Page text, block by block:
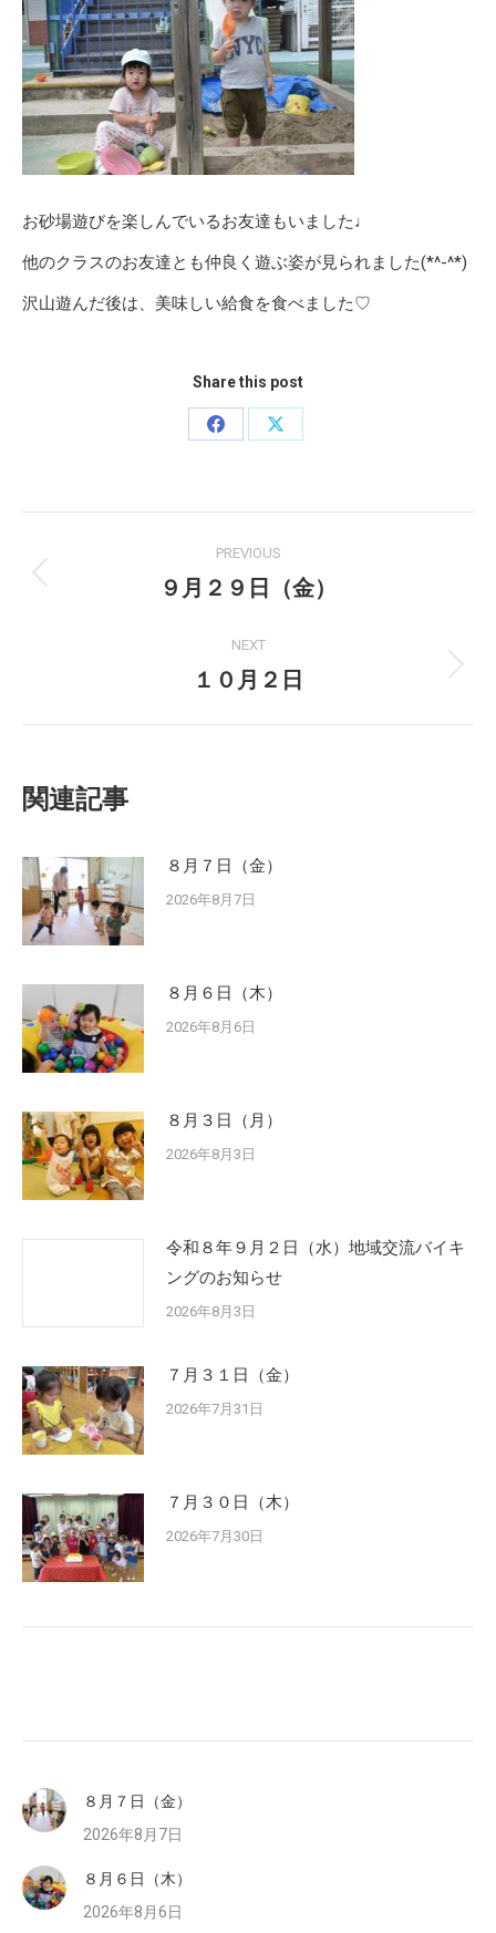
お砂場遊びを楽しんでいるお友達もいました♩
他のクラスのお友達とも仲良く遊ぶ姿が見られました(*^-^*)
沢山遊んだ後は、美味しい給食を食べました♡
Share this post
Share
Share
navigation
PREVIOUS
Previous
９月２９日（金）
NEXT
Next
１０月２日
関連記事
８月７日（金）
2026年8月7日
８月６日（木）
2026年8月6日
８月３日（月）
2026年8月3日
令和８年９月２日（水）地域交流バイキ
ングのお知らせ
2026年8月3日
７月３１日（金）
2026年7月31日
７月３０日（木）
2026年7月30日
８月７日（金）
2026年8月7日
８月６日（木）
2026年8月6日